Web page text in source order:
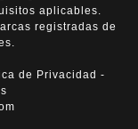
aplicables.
registradas de
de Privacidad -